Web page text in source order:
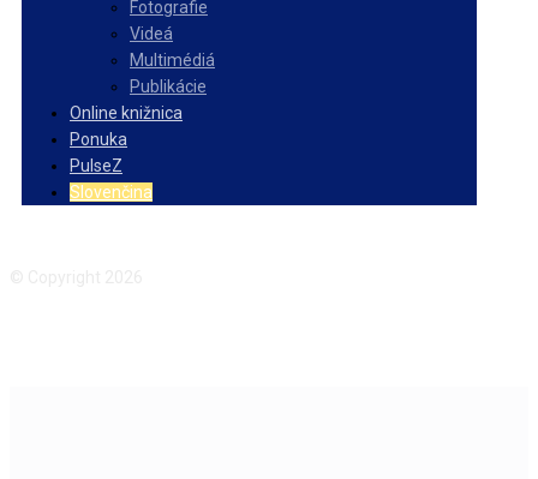
Fotografie
Videá
Multimédiá
Publikácie
Online knižnica
Ponuka
PulseZ
Slovenčina